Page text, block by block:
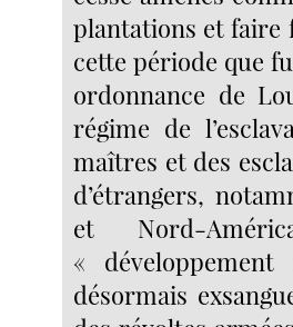
plantations et faire
cette période que
ordonnance de
régime de
maîtres et des
d’étrangers,
et Nord-
«
désormais